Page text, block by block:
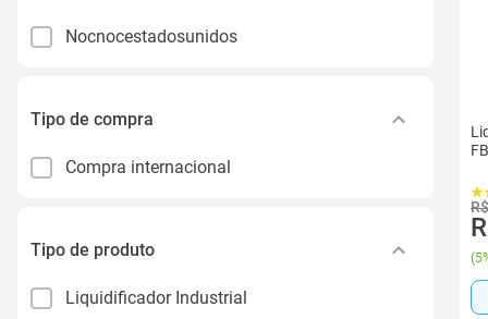
Nocnocestadosunidos
Tipo de compra
Compra internacional
Tipo de produto
Liquidificador Industrial
(